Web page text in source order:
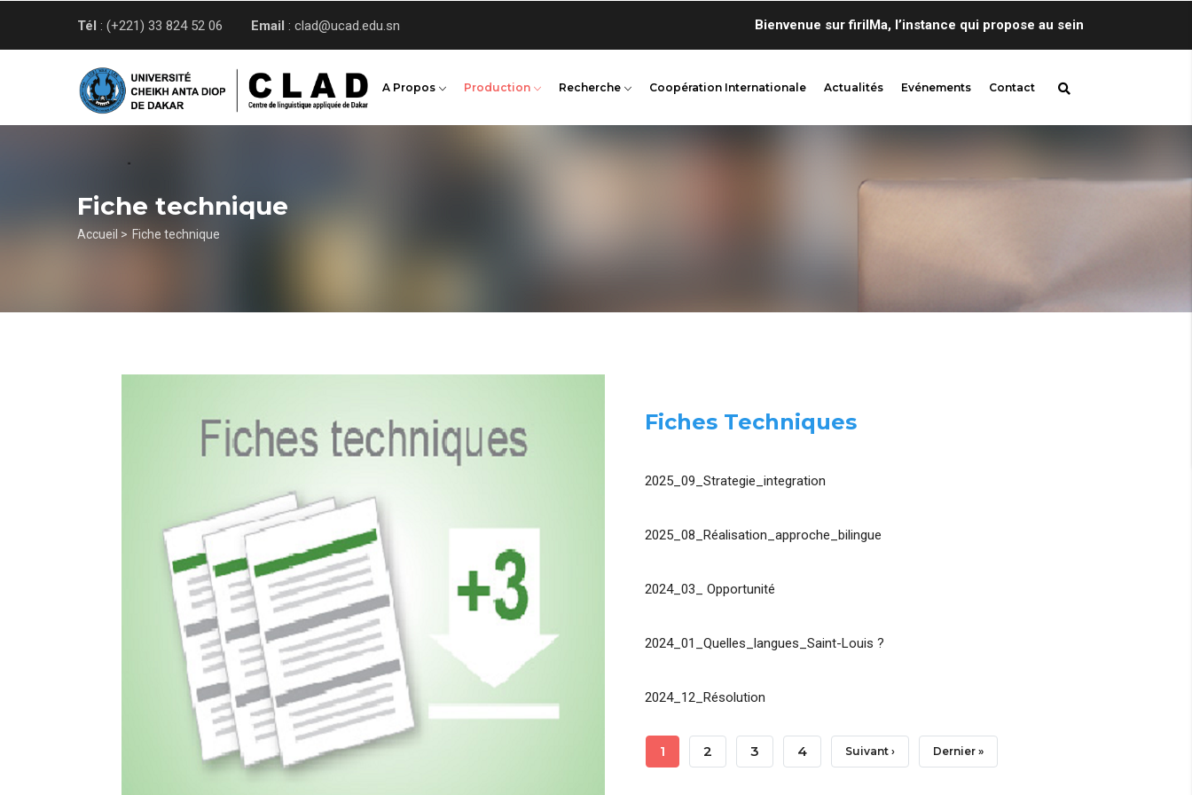
Tél : (+221) 33 824 52 06 Email : clad@ucad.edu.sn Bienvenue sur firilMa, l’instance qui propose au sein de Centre de
A Propos Production Recherche Coopération Internationale Actualités Evénements Contact
Fiche technique
Fil
Accueil > Fiche technique
Fiches Techniques
2025_09_Strategie_integration
2025_08_Réalisation_approche_bilingue
2024_03_ Opportunité
2024_01_Quelles_langues_Saint-Louis ?
2024_12_Résolution
Pagination
Page
1 Page
2 Page
3 Page
4 Page
Suivant › Dernière
Dernier »